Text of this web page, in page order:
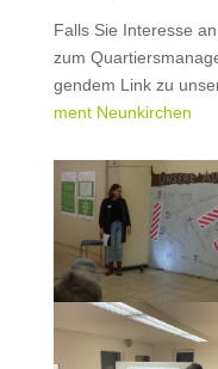
Falls Sie Inter­esse
zum
gen­dem Link zu
ment Neunkirchen